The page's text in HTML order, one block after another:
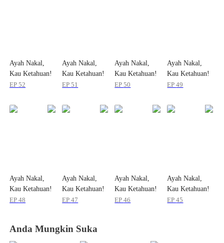
Ayah Nakal,
Kau Ketahuan!
EP52
Ayah Nakal,
Kau Ketahuan!
EP51
Ayah Nakal,
Kau Ketahuan!
EP50
Ayah Nakal,
Kau Ketahuan!
EP49
Ayah Nakal,
Kau Ketahuan!
EP48
Ayah Nakal,
Kau Ketahuan!
EP47
Ayah Nakal,
Kau Ketahuan!
EP46
Ayah Nakal,
Kau Ketahuan!
EP45
Anda Mungkin Suka